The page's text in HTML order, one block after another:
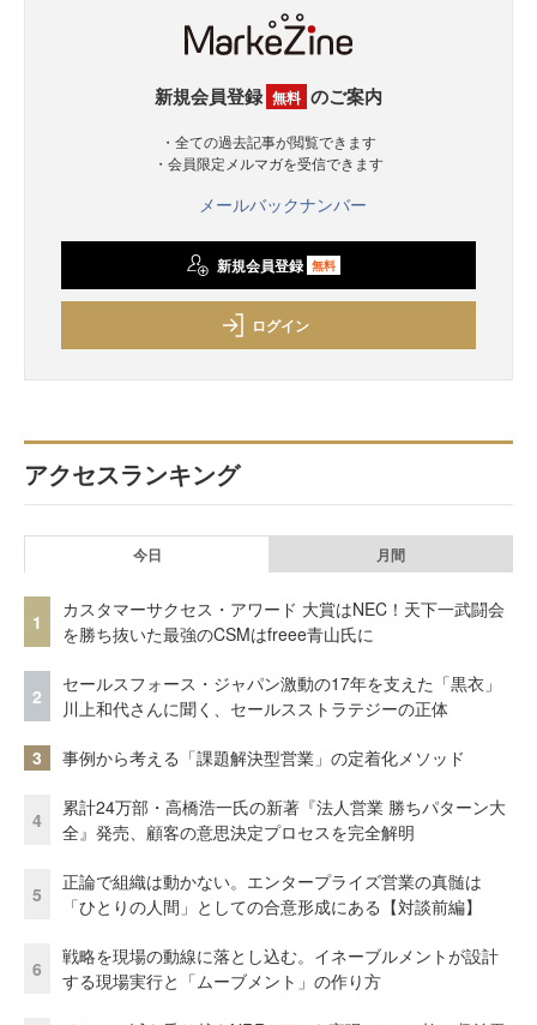
新規会員登録 無料 のご案内
・全ての過去記事が閲覧できます
・会員限定メルマガを受信できます
メールバックナンバー
新規会員登録 無料
ログイン
アクセスランキング
今日 月間
1
カスタマーサクセス・アワード 大賞はNEC！天下一武闘会
を勝ち抜いた最強のCSMはfreee青山氏に
2
セールスフォース・ジャパン激動の17年を支えた「黒衣」
川上和代さんに聞く、セールスストラテジーの正体
3 事例から考える「課題解決型営業」の定着化メソッド
4
累計24万部・高橋浩一氏の新著『法人営業 勝ちパターン大
全』発売、顧客の意思決定プロセスを完全解明
5
正論で組織は動かない。エンタープライズ営業の真髄は
「ひとりの人間」としての合意形成にある【対談前編】
6
戦略を現場の動線に落とし込む。イネーブルメントが設計
する現場実行と「ムーブメント」の作り方